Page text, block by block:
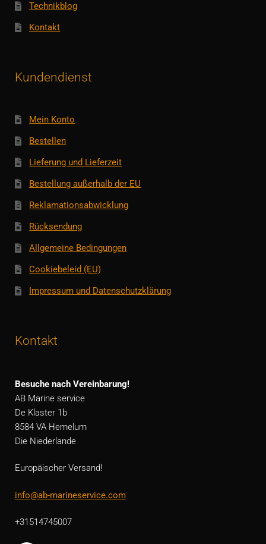
Technikblog
Kontakt
Kundendienst
Mein Konto
Bestellen
Lieferung und Lieferzeit
Bestellung außerhalb der EU
Reklamationsabwicklung
Rücksendung
Allgemeine Bedingungen
Cookiebeleid (EU)
Impressum und Datenschutzklärung
Kontakt
Besuche nach Vereinbarung!
AB Marine service
De Klaster 1b
8584 VA Hemelum
Die Niederlande
Europäischer Versand!
info@ab-marineservice.com
+31514745007